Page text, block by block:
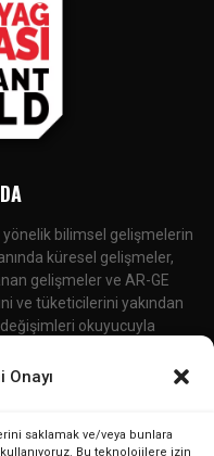
Onayı
saklamak ve/veya bunlara
Bu teknolojilere izin
bilimsel gelişmelerin
küresel gelişmeler,
gelişmeler ve AR-GE
ve tüketicilerini yakından
okuyucuyla